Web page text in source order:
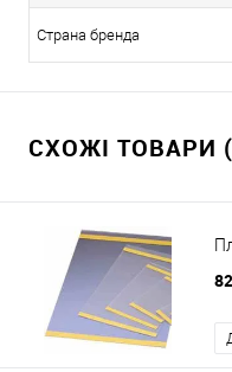
Страна бренда
СХОЖІ ТОВАРИ